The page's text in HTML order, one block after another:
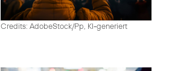
Credits: AdobeStock/Pp, KI-generiert